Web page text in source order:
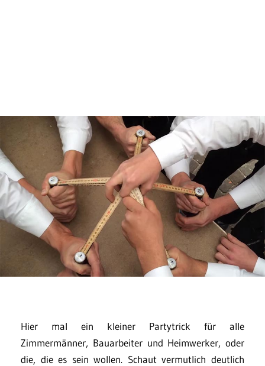
Hier mal ein kleiner Partytrick für alle
Zimmermänner, Bauarbeiter und Heimwerker, oder
die, die es sein wollen. Schaut vermutlich deutlich